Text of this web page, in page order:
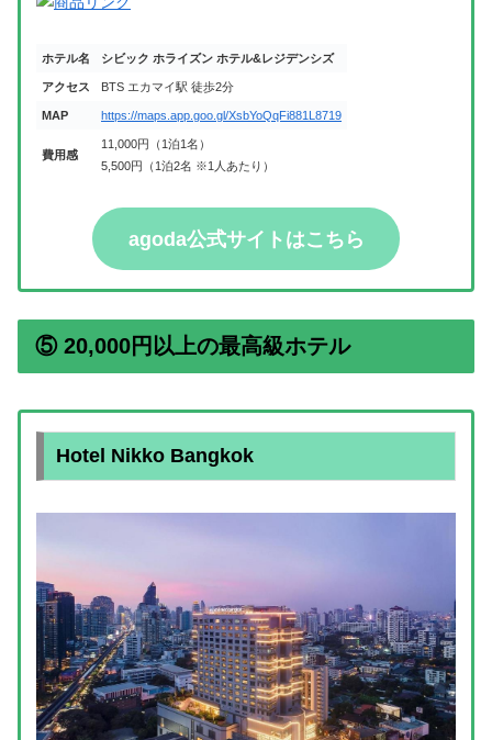
ホテル名 シビック ホライズン ホテル&レジデンシズ
アクセス BTS エカマイ駅 徒歩2分
MAP https://maps.app.goo.gl/XsbYoQqFi881L8719
費用感
11,000円（1泊1名）
5,500円（1泊2名 ※1人あたり）
agoda公式サイトはこちら
⑤ 20,000円以上の最高級ホテル
Hotel Nikko Bangkok